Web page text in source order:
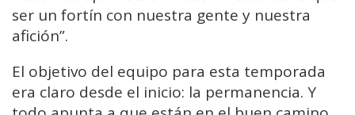
ser un fortín con nuestra gente y nuestra
afición”.
El objetivo del equipo para esta temporada
era claro desde el inicio: la permanencia. Y